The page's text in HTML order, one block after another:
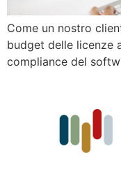
Come un nostro
budget delle licenze
compliance del